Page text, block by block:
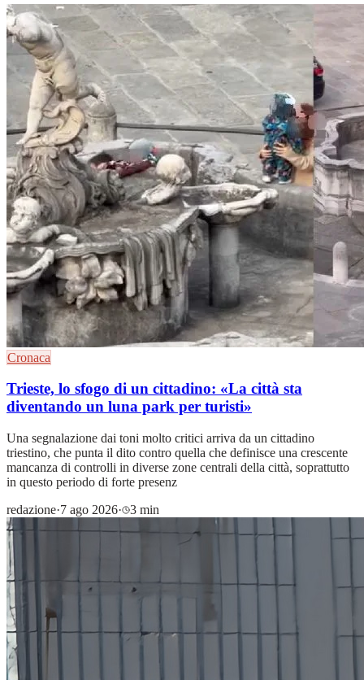
Cronaca
Trieste, lo sfogo di un cittadino: «La città sta
diventando un luna park per turisti»
Una segnalazione dai toni molto critici arriva da un cittadino
triestino, che punta il dito contro quella che definisce una crescente
mancanza di controlli in diverse zone centrali della città, soprattutto
in questo periodo di forte presenz
redazione·7 ago 2026· 3 min